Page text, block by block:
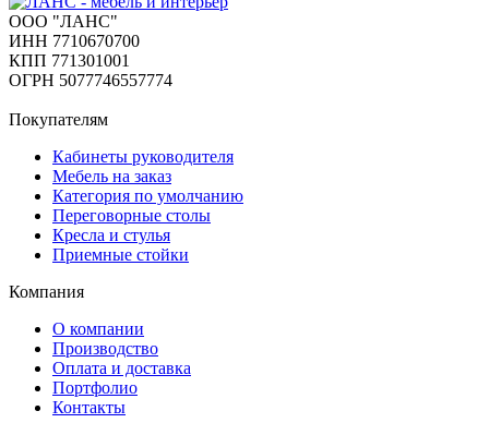
ООО "ЛАНС"
ИНН 7710670700
КПП 771301001
ОГРН 5077746557774
Покупателям
Кабинеты руководителя
Мебель на заказ
Категория по умолчанию
Переговорные столы
Кресла и стулья
Приемные стойки
Компания
О компании
Производство
Оплата и доставка
Портфолио
Контакты